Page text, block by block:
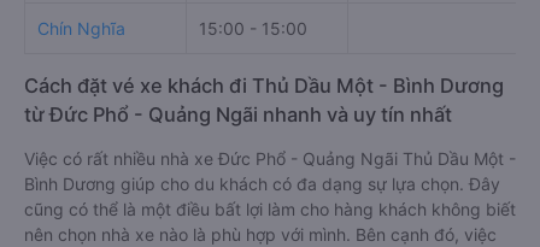
Chín Nghĩa 15:00 - 15:00
Cách đặt vé xe khách đi Thủ Dầu Một - Bình Dương
từ Đức Phổ - Quảng Ngãi nhanh và uy tín nhất
Việc có rất nhiều nhà xe Đức Phổ - Quảng Ngãi Thủ Dầu Một -
Bình Dương giúp cho du khách có đa dạng sự lựa chọn. Đây
cũng có thể là một điều bất lợi làm cho hàng khách không biết
nên chọn nhà xe nào là phù hợp với mình. Bên cạnh đó, việc